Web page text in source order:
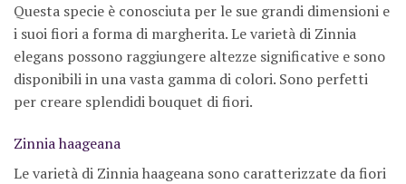
Questa specie è conosciuta per le sue grandi dimensioni e
i suoi fiori a forma di margherita. Le varietà di Zinnia
elegans possono raggiungere altezze significative e sono
disponibili in una vasta gamma di colori. Sono perfetti
per creare splendidi bouquet di fiori.
Zinnia haageana
Le varietà di Zinnia haageana sono caratterizzate da fiori